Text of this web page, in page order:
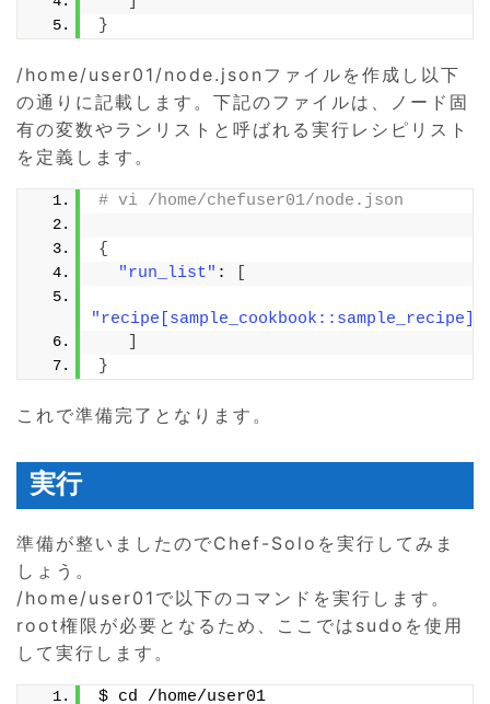
}
/home/user01/node.jsonファイルを作成し以下
の通りに記載します。下記のファイルは、ノード固
有の変数やランリストと呼ばれる実行レシピリスト
を定義します。
# vi /home/chefuser01/node.json
{
"run_list" :
"recipe[sample_cookbook::sample_recipe]"
}
これで準備完了となります。
実行
準備が整いましたのでChef-Soloを実行してみま
しょう。
/home/user01で以下のコマンドを実行します。
root権限が必要となるため、ここではsudoを使用
して実行します。
$ cd /home/user01